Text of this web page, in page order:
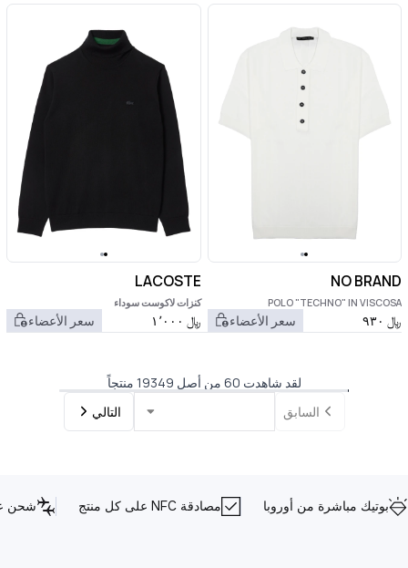
NO BRAND
POLO "TECHNO" IN VISCOSA
﷼ ٩٣٠ سعر الأعضاء
LACOSTE
كنزات لاكوست سوداء
﷼ ١٬٠٠٠ سعر الأعضاء
لقد شاهدت 60 من أصل 19349 منتجاً
السابق
التالي
بوتيك مباشرة من أوروبا مصادقة NFC على كل منتج شحن